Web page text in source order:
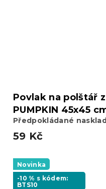
Povlak na polštář
PUMPKIN 45x45
Předpokládané
59 Kč
Novinka
-10 % s kódem:
BTS10